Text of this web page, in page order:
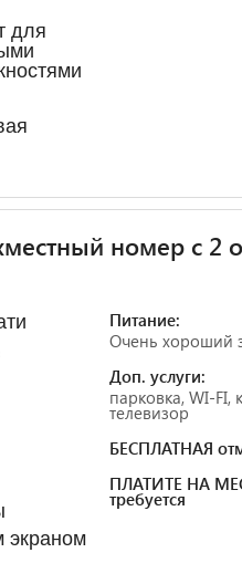
для
номер с 2
экраном
Питание:
Очень хороший
Доп. услуги:
парковка, WI-FI,
телевизор
БЕСПЛАТНАЯ
ПЛАТИТЕ НА
требуется